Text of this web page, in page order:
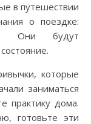
в путешествии
о поездке:
Они будут
которые
заниматься
практику дома.
готовьте эти